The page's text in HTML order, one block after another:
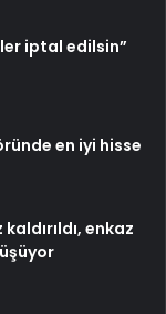
iptal edilsin”
en iyi hisse
enkaz